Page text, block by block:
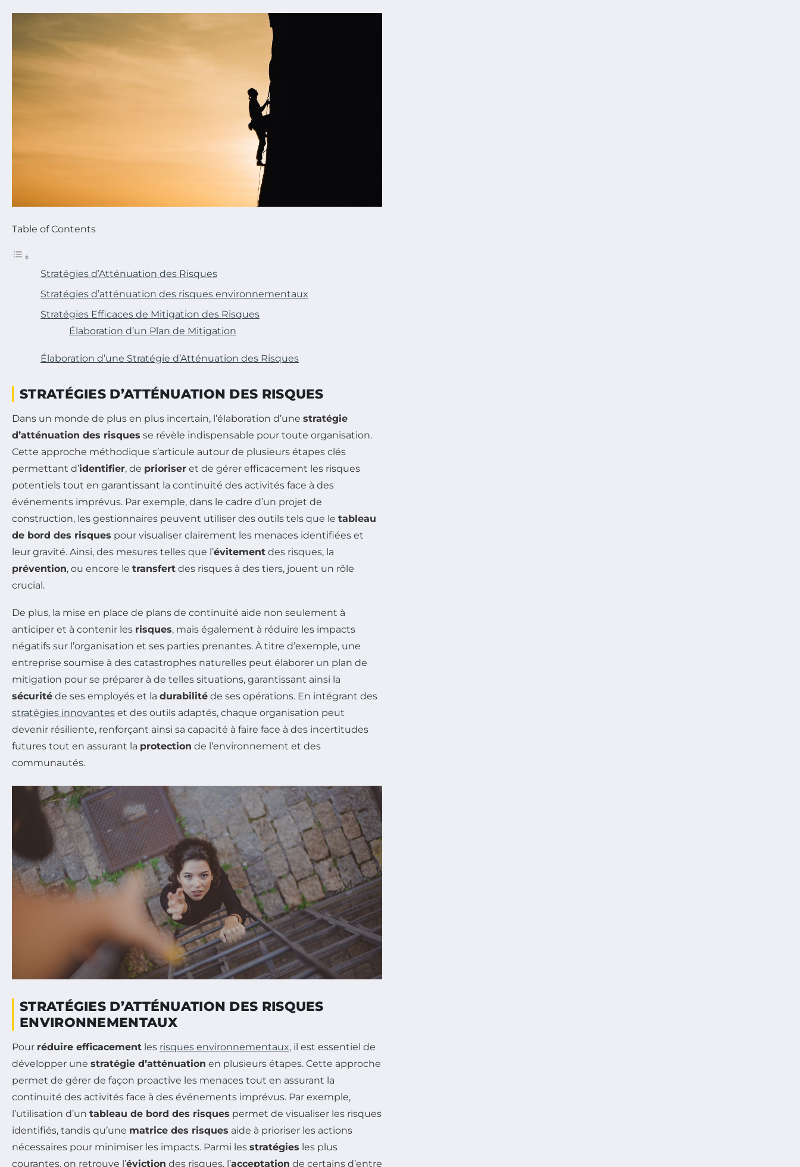
Table of Contents
Stratégies d’Atténuation des Risques
Stratégies d’atténuation des risques environnementaux
Stratégies Efficaces de Mitigation des Risques
Élaboration d’un Plan de Mitigation
Élaboration d’une Stratégie d’Atténuation des Risques
STRATÉGIES D’ATTÉNUATION DES RISQUES
Dans un monde de plus en plus incertain, l’élaboration d’une stratégie
d’atténuation des risques se révèle indispensable pour toute organisation.
Cette approche méthodique s’articule autour de plusieurs étapes clés
permettant d’identifier, de prioriser et de gérer efficacement les risques
potentiels tout en garantissant la continuité des activités face à des
événements imprévus. Par exemple, dans le cadre d’un projet de
construction, les gestionnaires peuvent utiliser des outils tels que le tableau
de bord des risques pour visualiser clairement les menaces identifiées et
leur gravité. Ainsi, des mesures telles que l’évitement des risques, la
prévention, ou encore le transfert des risques à des tiers, jouent un rôle
crucial.
De plus, la mise en place de plans de continuité aide non seulement à
anticiper et à contenir les risques, mais également à réduire les impacts
négatifs sur l’organisation et ses parties prenantes. À titre d’exemple, une
entreprise soumise à des catastrophes naturelles peut élaborer un plan de
mitigation pour se préparer à de telles situations, garantissant ainsi la
sécurité de ses employés et la durabilité de ses opérations. En intégrant des
stratégies innovantes et des outils adaptés, chaque organisation peut
devenir résiliente, renforçant ainsi sa capacité à faire face à des incertitudes
futures tout en assurant la protection de l’environnement et des
communautés.
STRATÉGIES D’ATTÉNUATION DES RISQUES
ENVIRONNEMENTAUX
Pour réduire efficacement les risques environnementaux, il est essentiel de
développer une stratégie d’atténuation en plusieurs étapes. Cette approche
permet de gérer de façon proactive les menaces tout en assurant la
continuité des activités face à des événements imprévus. Par exemple,
l’utilisation d’un tableau de bord des risques permet de visualiser les risques
identifiés, tandis qu’une matrice des risques aide à prioriser les actions
nécessaires pour minimiser les impacts. Parmi les stratégies les plus
courantes, on retrouve l’éviction des risques, l’acceptation de certains d’entre